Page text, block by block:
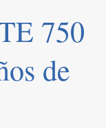
750
de